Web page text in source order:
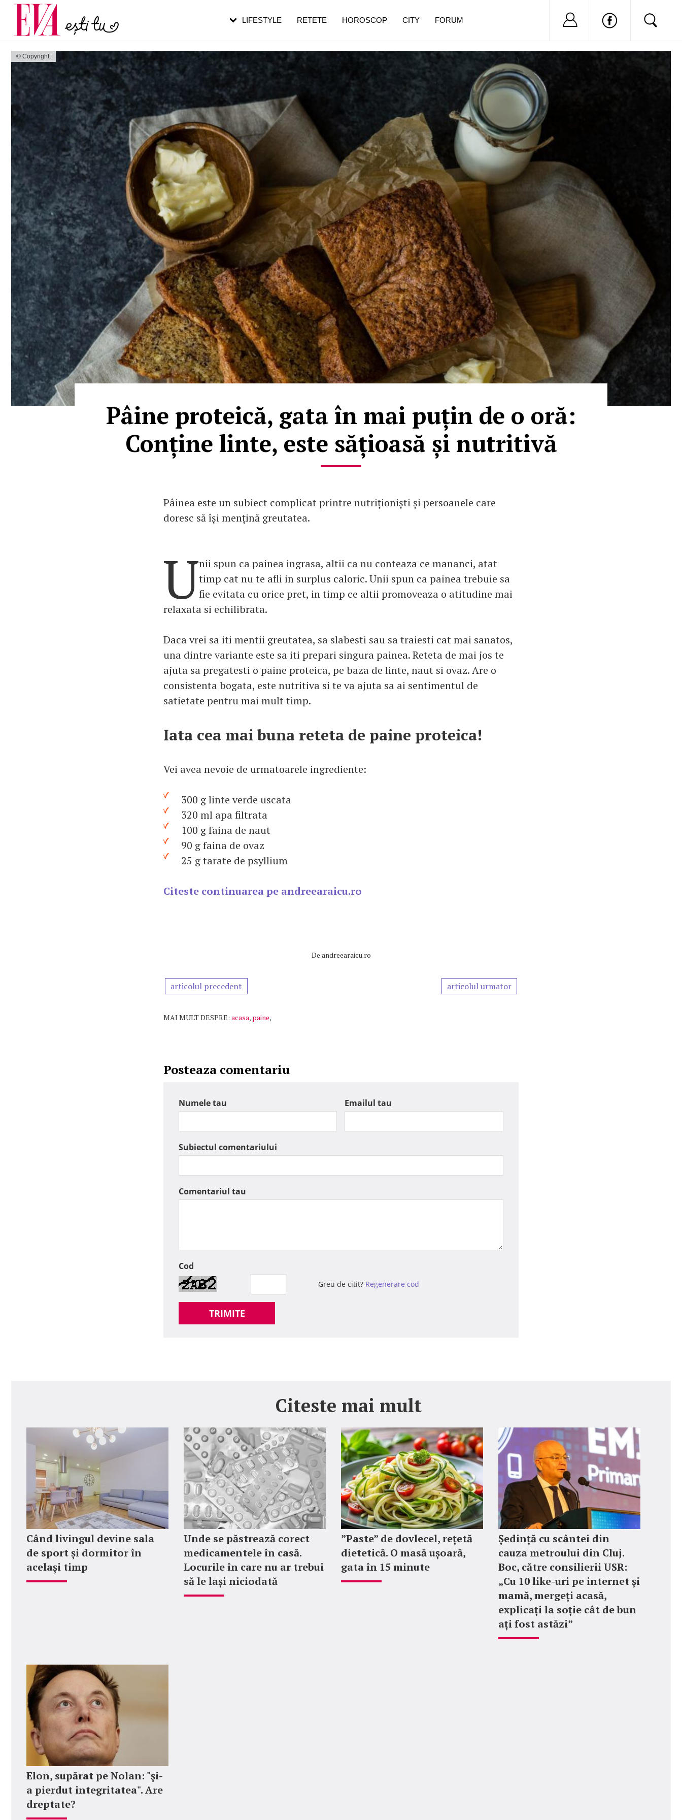
© Copyright:
Pâine proteică, gata în mai puțin de o oră:
Conține linte, este sățioasă și nutritivă
Pâinea este un subiect complicat printre nutriționiști și persoanele care
doresc să își mențină greutatea.
Unii spun ca painea ingrasa, altii ca nu conteaza ce mananci, atat
timp cat nu te afli in surplus caloric. Unii spun ca painea trebuie sa
fie evitata cu orice pret, in timp ce altii promoveaza o atitudine mai
relaxata si echilibrata.
Daca vrei sa iti mentii greutatea, sa slabesti sau sa traiesti cat mai sanatos,
una dintre variante este sa iti prepari singura painea. Reteta de mai jos te
ajuta sa pregatesti o paine proteica, pe baza de linte, naut si ovaz. Are o
consistenta bogata, este nutritiva si te va ajuta sa ai sentimentul de
satietate pentru mai mult timp.
Iata cea mai buna reteta de paine proteica!
Vei avea nevoie de urmatoarele ingrediente:
300 g linte verde uscata
320 ml apa filtrata
100 g faina de naut
90 g faina de ovaz
25 g tarate de psyllium
Citeste continuarea pe andreearaicu.ro
De andreearaicu.ro
articolul precedent articolul urmator
MAI MULT DESPRE: acasa, paine,
Posteaza comentariu
Numele tau Emailul tau
Subiectul comentariului
Comentariul tau
Cod
Greu de citit? Regenerare cod
TRIMITE
Citeste mai mult
Când livingul devine sala
de sport și dormitor în
același timp
Unde se păstrează corect
medicamentele în casă.
Locurile în care nu ar trebui
să le lași niciodată
”Paste” de dovlecel, rețetă
dietetică. O masă ușoară,
gata în 15 minute
Ședință cu scântei din
cauza metroului din Cluj.
Boc, către consilierii USR:
„Cu 10 like-uri pe internet și
mamă, mergeți acasă,
explicați la soție cât de bun
ați fost astăzi”
Elon, supărat pe Nolan: "şi-
a pierdut integritatea". Are
dreptate?
LIFESTYLE RETETE HOROSCOP CITY FORUM Nu ai cont?
Carieră
Actualitate
pe măsură ce înaintezi în vârstă
de dureroasă este investigația